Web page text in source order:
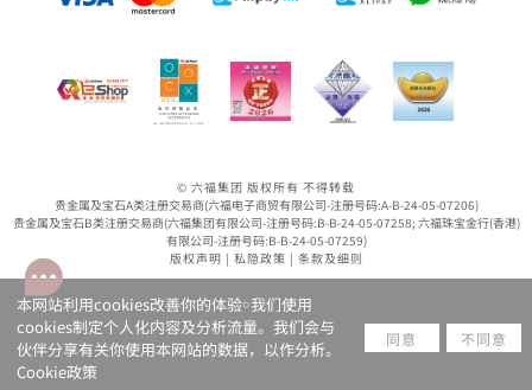
© 六福集团 版权所有 不得转载
贵金属及宝石A类注册交易商(六福电子商贸有限公司-注册号码:A-B-24-05-07206)
贵金属及宝石B类注册交易商(六福集团有限公司-注册号码:B-B-24-05-07258; 六福珠宝金行(香港)
有限公司-注册号码:B-B-24-05-07259)
版权声明 | 私隐政策 | 条款及细则
本网站利用cookies改善你的体验￮我们使用
cookies制定个人化内容及分析流量。我们会与
伙伴分享有关你使用本网站的数据，以作分析。
Cookie政策
同意 不同意